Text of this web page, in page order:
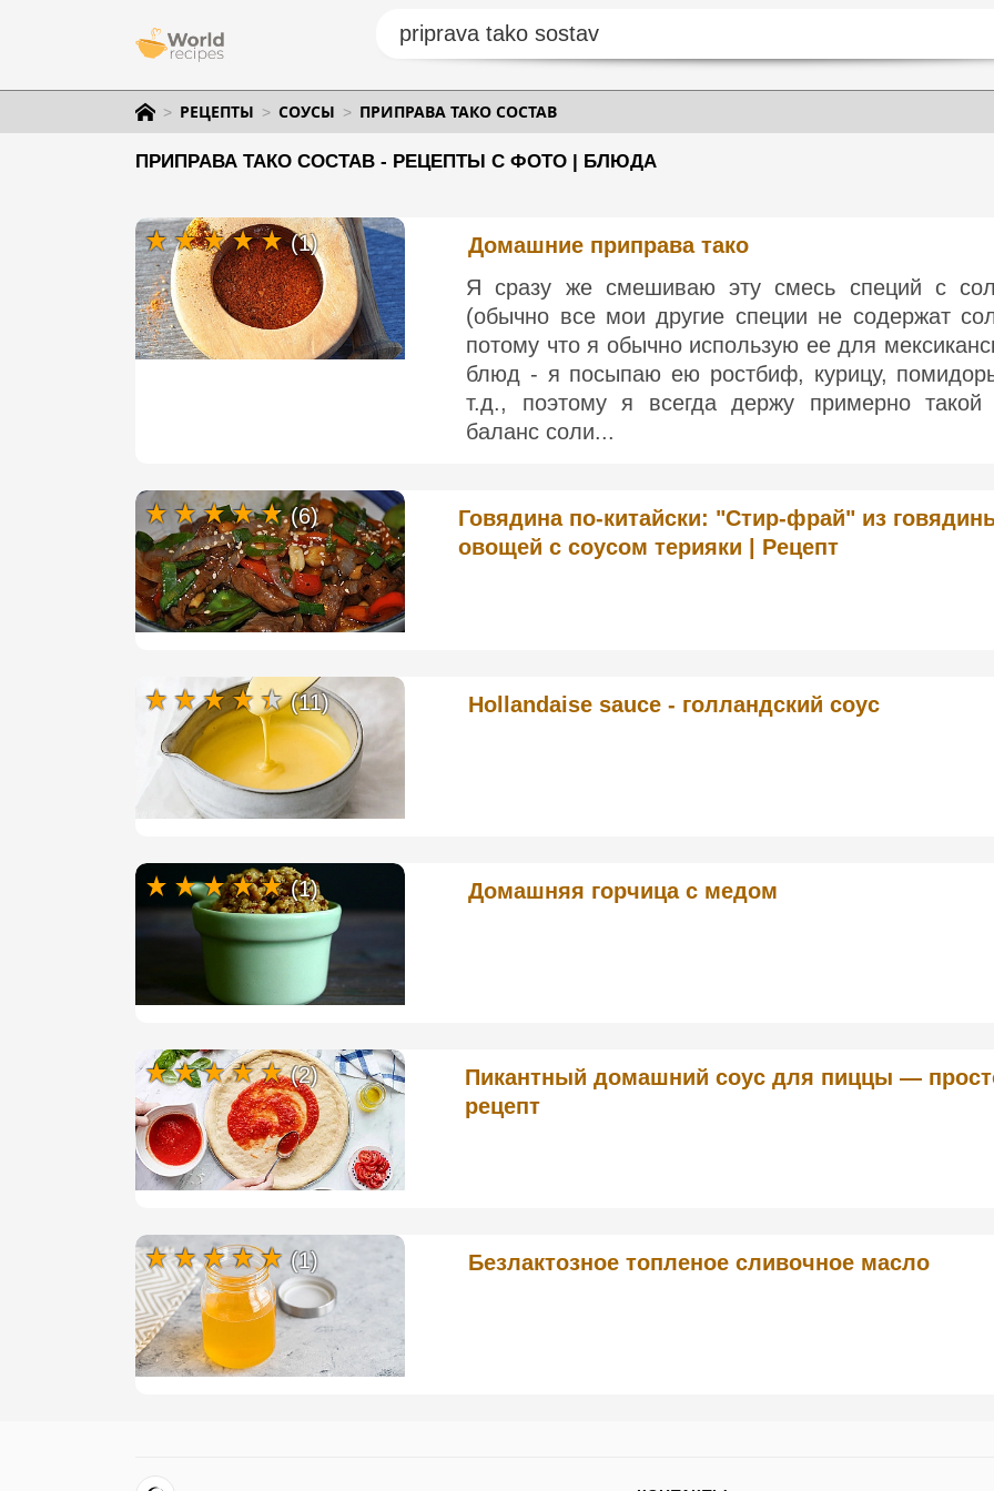
РЕЦЕПТЫ СОУСЫ ПРИПРАВА ТАКО СОСТАВ
ПРИПРАВА ТАКО СОСТАВ - РЕЦЕПТЫ С ФОТО | БЛЮДА
Домашние приправа тако
Я сразу же смешиваю эту смесь специй с
(обычно все мои другие специи не содержат
потому что я обычно использую ее для
блюд - я посыпаю ею ростбиф, курицу,
т.д., поэтому я всегда держу примерно
баланс соли...
(1)
Говядина по-китайски: "Стир-фрай" из
овощей с соусом терияки | Рецепт
(6)
Hollandaise sauce - голландский соус
(11)
Домашняя горчица с медом
(1)
Пикантный домашний соус для пиццы —
рецепт
(2)
Безлактозное топленое сливочное масло
(1)